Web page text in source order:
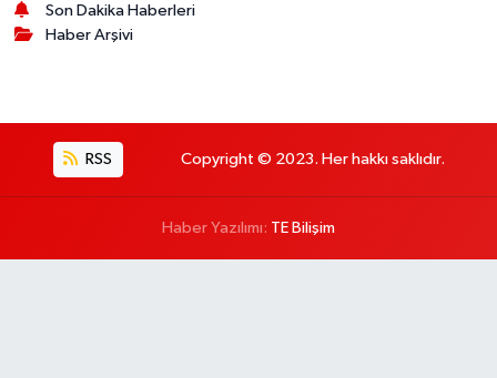
Son Dakika Haberleri
Haber Arşivi
RSS Copyright © 2023. Her hakkı saklıdır.
Haber Yazılımı: TE Bilişim